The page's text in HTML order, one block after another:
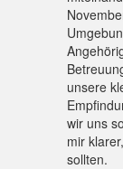
unsere
wir uns
mir
sollten.